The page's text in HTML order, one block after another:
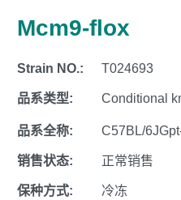
Mcm9-flox
Strain NO.: T024693
品系类型: Conditional
品系全称: C57BL/
销售状态: 正常销售
保种方式: 冷冻